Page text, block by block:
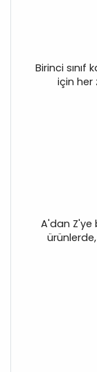
Birinci sınıf
için
A'dan Z'ye